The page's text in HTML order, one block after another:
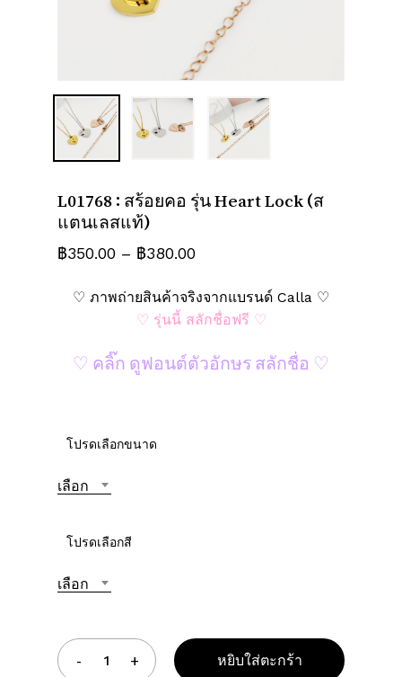
L01768 : สร้อยคอ รุ่น Heart Lock (ส
แตนเลสแท้)
฿350.00 – ฿380.00Price
฿350.00
through
♡ ภาพถ่ายสินค้าจริงจากแบรนด์ Calla ♡
♡ รุ่นนี้ สลักชื่อฟรี ♡
♡ คลิ๊ก ดูฟอนต์ตัวอักษร สลักชื่อ ♡
โปรดเลือกขนาด
เลือก
โปรดเลือกสี
เลือก
หยิบใส่ตะกร้า
อีเมล*
บันทึกชื่อ, อีเมล และชื่อเว็บไซต์ของฉัน
ครั้งถัดไป